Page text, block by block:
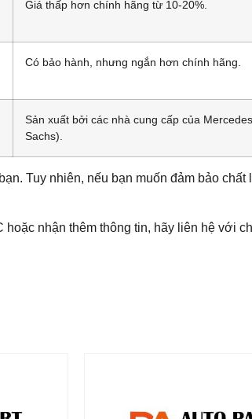
Giá thấp hơn chính hãng từ 10-20%.
Có bảo hành, nhưng ngắn hơn chính hãng.
Sản xuất bởi các nhà cung cấp của
Sachs).
Tuy nhiên, nếu bạn muốn đảm bảo
nhận thêm thông tin, hãy liên hệ với